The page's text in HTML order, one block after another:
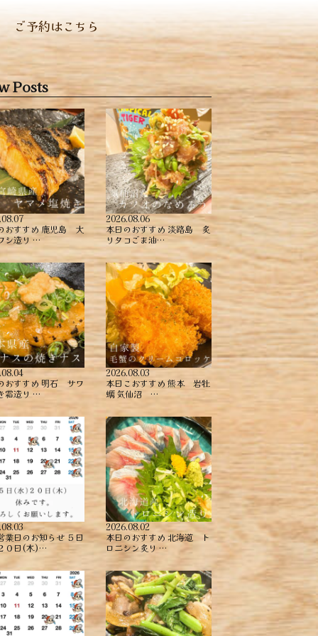
ご予約はこちら
Posts
おすすめ ︎鹿児島 大
シ造り …
2026.08.06
本日のおすすめ ︎淡路島 炙
りタコごま油…
おすすめ ︎明石 サワ
霜造り …
2026.08.03
本日こおすすめ ︎熊本 岩牡
蠣 ︎気仙沼 …
業日のお知らせ ５日
０日(木)…
2026.08.02
本日のおすすめ ︎北海道 ト
ロニシン炙り …